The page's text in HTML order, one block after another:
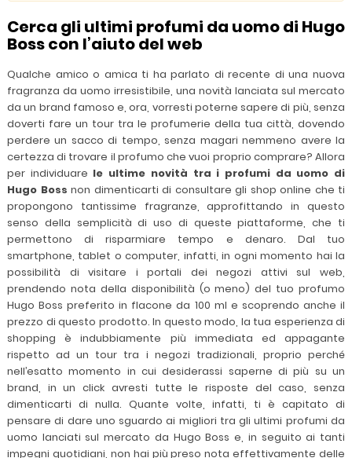
Cerca gli ultimi profumi da uomo di Hugo
Boss con l’aiuto del web
Qualche amico o amica ti ha parlato di recente di una nuova
fragranza da uomo irresistibile, una novità lanciata sul mercato
da un brand famoso e, ora, vorresti poterne sapere di più, senza
doverti fare un tour tra le profumerie della tua città, dovendo
perdere un sacco di tempo, senza magari nemmeno avere la
certezza di trovare il profumo che vuoi proprio comprare? Allora
per individuare le ultime novità tra i profumi da uomo di
Hugo Boss non dimenticarti di consultare gli shop online che ti
propongono tantissime fragranze, approfittando in questo
senso della semplicità di uso di queste piattaforme, che ti
permettono di risparmiare tempo e denaro. Dal tuo
smartphone, tablet o computer, infatti, in ogni momento hai la
possibilità di visitare i portali dei negozi attivi sul web,
prendendo nota della disponibilità (o meno) del tuo profumo
Hugo Boss preferito in flacone da 100 ml e scoprendo anche il
prezzo di questo prodotto. In questo modo, la tua esperienza di
shopping è indubbiamente più immediata ed appagante
rispetto ad un tour tra i negozi tradizionali, proprio perché
nell’esatto momento in cui desiderassi saperne di più su un
brand, in un click avresti tutte le risposte del caso, senza
dimenticarti di nulla. Quante volte, infatti, ti è capitato di
pensare di dare uno sguardo ai migliori tra gli ultimi profumi da
uomo lanciati sul mercato da Hugo Boss e, in seguito ai tanti
impegni quotidiani, non hai più preso nota effettivamente delle